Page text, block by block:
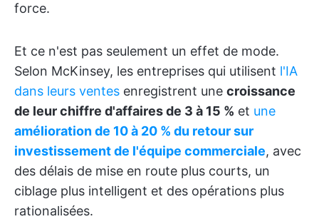
force.
Et ce n'est pas seulement un effet de mode.
Selon McKinsey, les entreprises qui utilisent l'IA
dans leurs ventes enregistrent une croissance
de leur chiffre d'affaires de 3 à 15 % et une
amélioration de 10 à 20 % du retour sur
investissement de l'équipe commerciale, avec
des délais de mise en route plus courts, un
ciblage plus intelligent et des opérations plus
rationalisées.